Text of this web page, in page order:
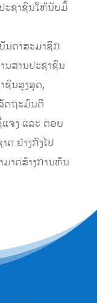
ະຊາຊົນໃຫ້ນັບມື້
ນດາສະມາຊິກ
ນສານປະຊາຊົນ
ຊົນສູງສຸດ,
ດຖະມົນຕີ
ຈງ ແລະ ຕອບ
ດ ຢ່າງກົງໄປ
ມາດສ້າງການຫັນ